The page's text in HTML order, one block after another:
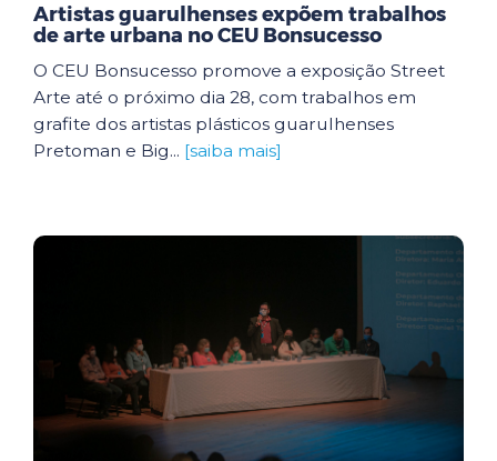
Artistas guarulhenses expõem trabalhos
de arte urbana no CEU Bonsucesso
O CEU Bonsucesso promove a exposição Street
Arte até o próximo dia 28, com trabalhos em
grafite dos artistas plásticos guarulhenses
Pretoman e Big... [saiba mais]